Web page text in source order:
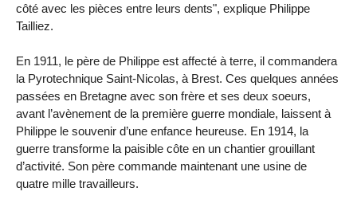
côté avec les pièces entre leurs dents", explique Philippe
Tailliez.
En 1911, le père de Philippe est affecté à terre, il commandera
la Pyrotechnique Saint-Nicolas, à Brest. Ces quelques années
passées en Bretagne avec son frère et ses deux soeurs,
avant l’avènement de la première guerre mondiale, laissent à
Philippe le souvenir d’une enfance heureuse. En 1914, la
guerre transforme la paisible côte en un chantier grouillant
d’activité. Son père commande maintenant une usine de
quatre mille travailleurs.